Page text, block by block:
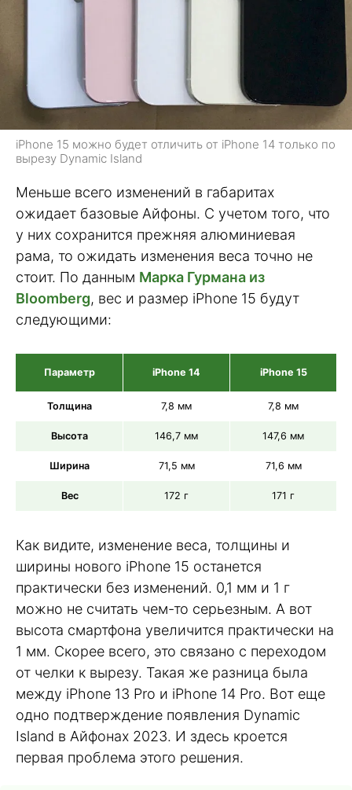
iPhone 15 можно будет отличить от iPhone 14 только по
вырезу Dynamic Island
Меньше всего изменений в габаритах
ожидает базовые Айфоны. С учетом того, что
у них сохранится прежняя алюминиевая
рама, то ожидать изменения веса точно не
стоит. По данным Марка Гурмана из
Bloomberg, вес и размер iPhone 15 будут
следующими:
Параметр iPhone 14 iPhone 15
Толщина 7,8 мм 7,8 мм
Высота 146,7 мм 147,6 мм
Ширина 71,5 мм 71,6 мм
Вес 172 г 171 г
Как видите, изменение веса, толщины и
ширины нового iPhone 15 останется
практически без изменений. 0,1 мм и 1 г
можно не считать чем-то серьезным. А вот
высота смартфона увеличится практически на
1 мм. Скорее всего, это связано с переходом
от челки к вырезу. Такая же разница была
между iPhone 13 Pro и iPhone 14 Pro. Вот еще
одно подтверждение появления Dynamic
Island в Айфонах 2023. И здесь кроется
первая проблема этого решения.